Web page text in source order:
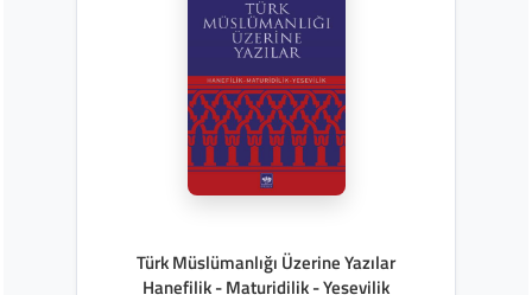
Türk Müslümanlığı Üzerine Yazılar
Hanefilik - Maturidilik - Yesevilik